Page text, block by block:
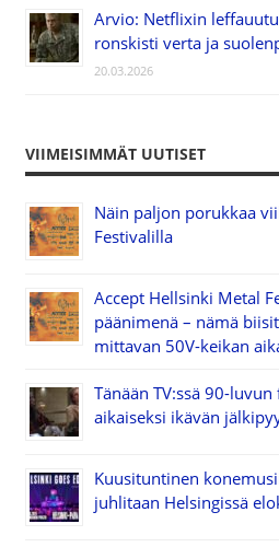
Arvio: Netflixin
ronskisti verta ja
20.03.2026
VIIMEISIMMÄT UUTISET
Näin paljon porukkaa
Festivalilla
Accept Hellsinki Metal
päänimenä – nämä
mittavan 50V-keikan
Tänään TV:ssä 90-
aikaiseksi ikävän
Kuusituntinen
juhlitaan Helsingissä